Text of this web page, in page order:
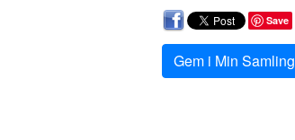
Save
Gem i Min Samling